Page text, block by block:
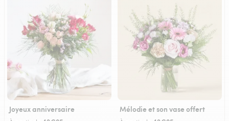
Joyeux anniversaire Mélodie et son vase offert